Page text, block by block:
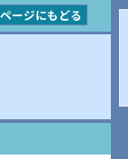
ージにもどる